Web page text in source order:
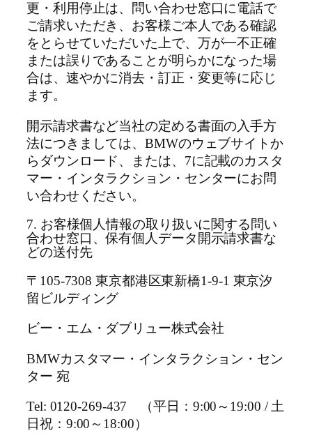
更・利用停止は、問い合わせ窓口に電話で
ご請求いただき、お客様ご本人である確認
をとらせていただいた上で、万が一不正確
または誤りであることが明らかになった場
合は、速やかに消去・訂正・変更等に応じ
ます。
開示請求書など当社の定める書面の入手方
法につきましては、BMWのウェブサイトか
らダウンロード、または、7に記載のカスタ
マー・インタラクション・センターにお問
い合わせください。
7. お客様個人情報の取り扱いに関する問い
合わせ窓口、保有個人データ開示請求書な
どの送付先
〒105-7308 東京都港区東新橋1-9-1 東京汐
留ビルディング
ビー・エム・ダブリュー株式会社
BMWカスタマー・インタラクション・セン
ター 宛
Tel: 0120-269-437 （平日：9:00～19:00 / 土
日祝：9:00～18:00）